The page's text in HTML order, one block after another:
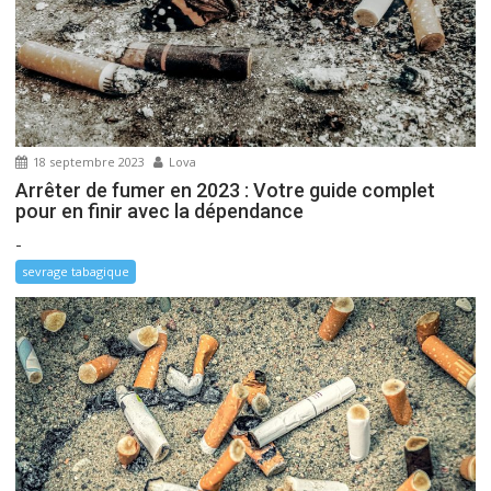
18 septembre 2023 Lova
Arrêter de fumer en 2023 : Votre guide complet
pour en finir avec la dépendance
-
sevrage tabagique